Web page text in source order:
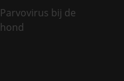
Parvovirus bij de
hond